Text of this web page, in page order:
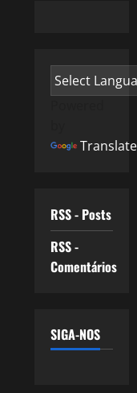
Translate
RSS - Posts
RSS -
Comentários
SIGA-NOS